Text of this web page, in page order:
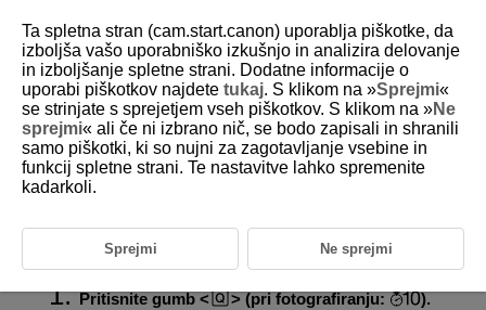
D388-026
Hitri krmilnik
Uporaba zaslona hitrega krmilnika
Prikazane nastavitve lahko izberete in nastavite neposredno in
Pritisnite gumb (pri fotografiranju: ).
Ta spletna stran (cam.start.canon) uporablja piškotke, da
izboljša vašo uporabniško izkušnjo in analizira delovanje
in izboljšanje spletne strani. Dodatne informacije o
uporabi piškotkov najdete tukaj. S klikom na »Sprejmi«
se strinjate s sprejetjem vseh piškotkov. S klikom na »Ne
sprejmi« ali če ni izbrano nič, se bodo zapisali in shranili
samo piškotki, ki so nujni za zagotavljanje vsebine in
funkcij spletne strani. Te nastavitve lahko spremenite
kadarkoli.
Sprejmi Ne sprejmi